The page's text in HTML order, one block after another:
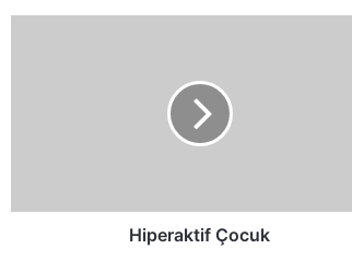
Hiperaktif Çocuk